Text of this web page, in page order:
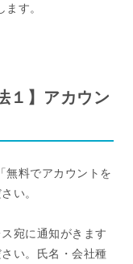
す。
１】アカウン
無料でアカウントを
い。
宛に通知がきます
い。氏名・会社種